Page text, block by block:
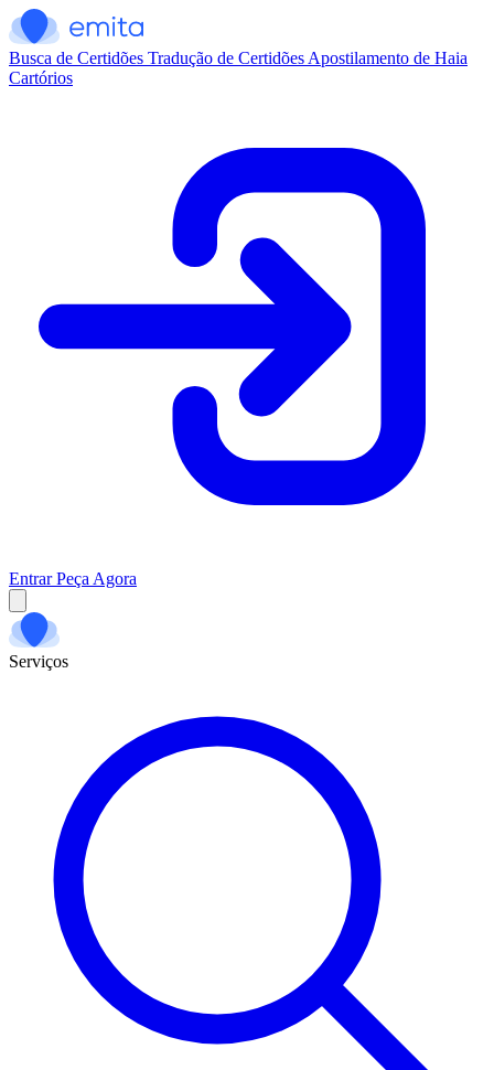
Busca de Certidões Tradução de Certidões Apostilamento de Haia
Cartórios
Entrar Peça Agora
Serviços